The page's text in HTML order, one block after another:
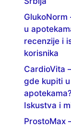
GlukoNorm
u
recenzije i
korisnika
CardioVita
gde kupiti u
apotekama?
Iskustva i
ProstoMax